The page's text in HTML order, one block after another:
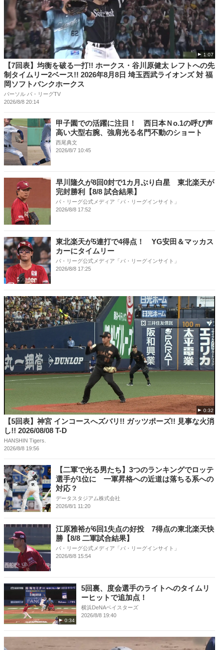
1:07
【7回表】均衡を破る一打!! ホークス・谷川原健太 レフトへの先
制タイムリー2ベース!! 2026年8月8日 埼玉西武ライオンズ 対 福
岡ソフトバンクホークス
パーソル パ・リーグTV
2026/8/8 20:14
甲子園での活躍に注目！ 西日本Ｎo.1の呼び声
高い大型右腕、強肩光る名門不動のショート
西尾典文
2026/8/7 10:45
早川隆久が8回0封で1カ月ぶり白星 東北楽天が
完封勝利【8/8 試合結果】
パ・リーグ公式メディア「パ・リーグインサイト」
2026/8/8 17:52
東北楽天が5連打で4得点！ YG安田＆マッカス
カーにタイムリー
パ・リーグ公式メディア「パ・リーグインサイト」
2026/8/8 17:25
0:32
【5回表】神宮 インコースへズバリ!! ガッツポーズ!! 見事な火消
し!! 2026/08/08 T-D
HANSHIN Tigers.
2026/8/8 19:56
【二軍で光る男たち】3つのランキングでロッテ
選手が1位に 一軍昇格への近道は落ちる系への
対応？
データスタジアム株式会社
2026/8/1 11:20
江原雅裕が6回1失点の好投 7得点の東北楽天快
勝【8/8 二軍試合結果】
パ・リーグ公式メディア「パ・リーグインサイト」
2026/8/8 15:54
0:34
5回裏、度会選手のライトへのタイムリ
ーヒットで追加点！
横浜DeNAベイスターズ
2026/8/8 19:40